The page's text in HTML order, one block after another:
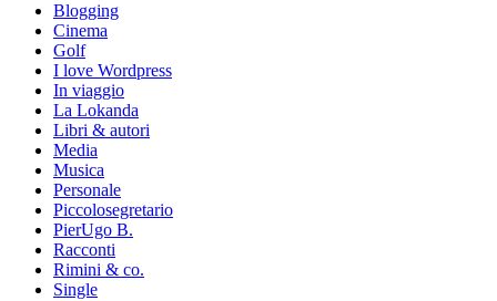
Blogging
Cinema
Golf
I love Wordpress
In viaggio
La Lokanda
Libri & autori
Media
Musica
Personale
Piccolosegretario
PierUgo B.
Racconti
Rimini & co.
Single